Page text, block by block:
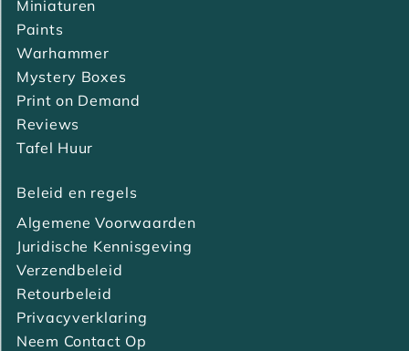
Miniaturen
Paints
Warhammer
Mystery Boxes
Print on Demand
Reviews
Tafel Huur
Beleid en regels
Algemene Voorwaarden
Juridische Kennisgeving
Verzendbeleid
Retourbeleid
Privacyverklaring
Neem Contact Op